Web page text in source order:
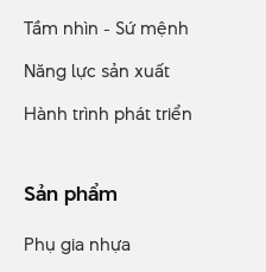
Tầm nhìn - Sứ mệnh
Năng lực sản xuất
Hành trình phát triển
Sản phẩm
Phụ gia nhựa